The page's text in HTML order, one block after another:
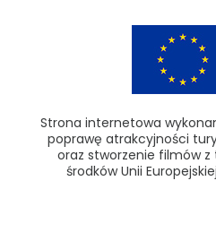
Strona internetowa
poprawę atrakcyjności
oraz stworzenie filmów
środków Unii